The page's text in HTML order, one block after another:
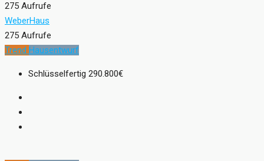
275 Aufrufe
WeberHaus
275 Aufrufe
Trend Hausentwurf
Schlüsselfertig 290.800€